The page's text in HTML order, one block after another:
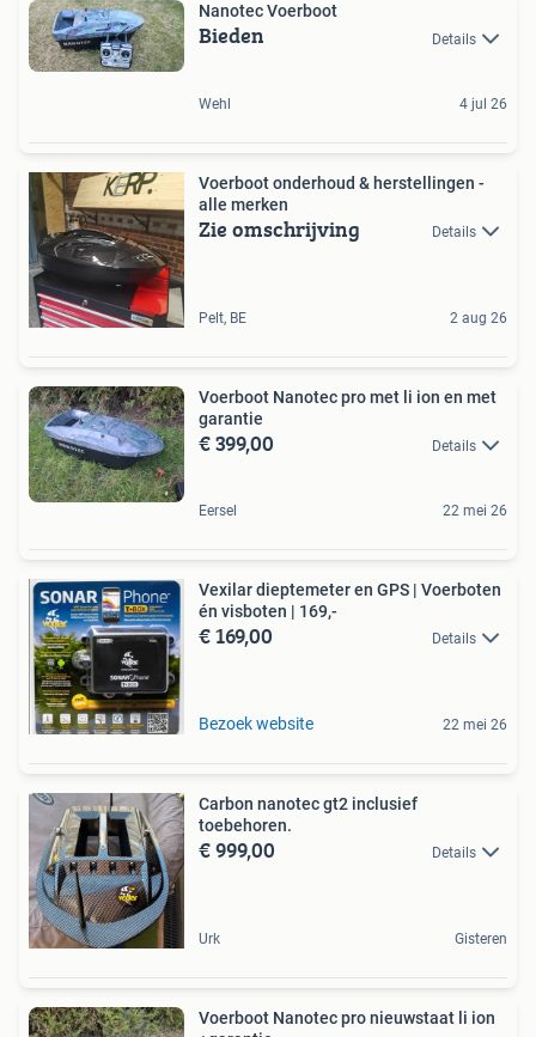
Nanotec Voerboot
Bieden Details
Wehl 4 jul 26
Voerboot onderhoud & herstellingen -
alle merken
Zie omschrijving Details
Pelt, BE 2 aug 26
Voerboot Nanotec pro met li ion en met
garantie
€ 399,00 Details
Eersel 22 mei 26
Vexilar dieptemeter en GPS | Voerboten
én visboten | 169,-
€ 169,00 Details
Bezoek website 22 mei 26
Carbon nanotec gt2 inclusief
toebehoren.
€ 999,00 Details
Urk Gisteren
Voerboot Nanotec pro nieuwstaat li ion